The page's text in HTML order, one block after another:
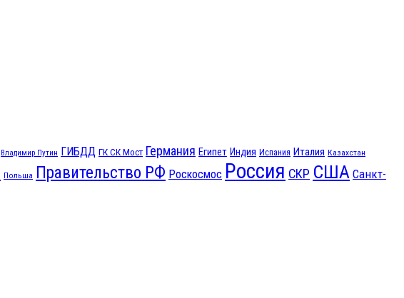
Владимир Путин ГИБДД ГК СК Мост Германия Египет Индия Испания Италия Казахстан
Польша Правительство РФ Роскосмос Россия СКР США Санкт-